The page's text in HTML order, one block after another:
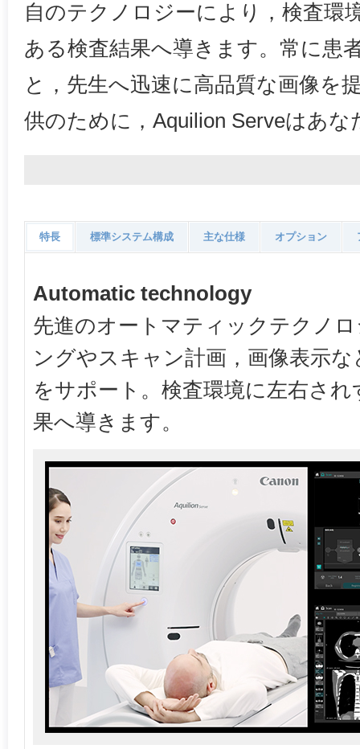
自のテクノロジーにより，検査環
ある検査結果へ導きます。常に患
と，先生へ迅速に高品質な画像を
供のために，Aquilion Serveはあ
特長 標準システム構成 主な仕様 オプション
Automatic technology
先進のオートマティックテクノ
ングやスキャン計画，画像表示
をサポート。検査環境に左右さ
果へ導きます。